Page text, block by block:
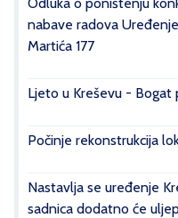
nabave radova
Martića 177
Ljeto u Kreševu - Bogat
Počinje rekonstrukcija
Nastavlja se uređenje
sadnica dodatno će